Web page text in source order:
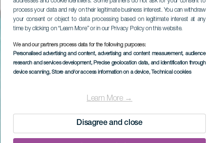
process your data and rely on their legitimate business interest. You can withdraw
your consent or object to data processing based on legitimate interest at any
time by clicking on “Learn More” or in our Privacy Policy on this website.
We and our partners process data for the following purposes:
Personalised advertising and content, advertising and content measurement, audience
research and services development, Precise geolocation data, and identification through
device scanning, Store and/or access information on a device, Technical cookies
Learn More →
Disagree and close